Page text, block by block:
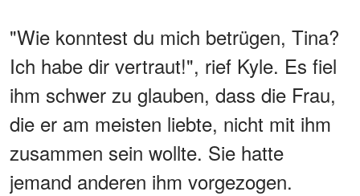
"Wie konntest du mich betrügen, Tina?
Ich habe dir vertraut!", rief Kyle. Es fiel
ihm schwer zu glauben, dass die Frau,
die er am meisten liebte, nicht mit ihm
zusammen sein wollte. Sie hatte
jemand anderen ihm vorgezogen.